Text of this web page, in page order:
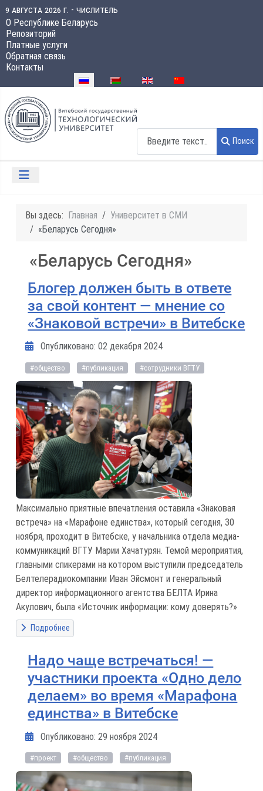
9 августа 2026 г. - числитель
О Республике Беларусь
Репозиторий
Платные услуги
Обратная связь
Контакты
Выберите язык
Поиск
Вы здесь: Главная
Университет в СМИ
«Беларусь Сегодня»
«Беларусь Сегодня»
Блогер должен быть в ответе
за свой контент — мнение со
«Знаковой встречи» в Витебске
Информация о материале
Опубликовано: 02 декабря 2024
#общество #публикация #сотрудники ВГТУ
Максимально приятные впечатления оставила «Знаковая
встреча» на «Марафоне единства», который сегодня, 30
ноября, проходит в Витебске, у начальника отдела медиа-
коммуникаций ВГТУ Марии Хачатурян. Темой мероприятия,
главными спикерами на котором выступили председатель
Белтелерадиокомпании Иван Эйсмонт и генеральный
директор информационного агентства БЕЛТА Ирина
Акулович, была «Источник информации: кому доверять?»
Подробнее
Надо чаще встречаться! —
участники проекта «Одно дело
делаем» во время «Марафона
единства» в Витебске
Информация о материале
Опубликовано: 29 ноября 2024
#проект #общество #публикация